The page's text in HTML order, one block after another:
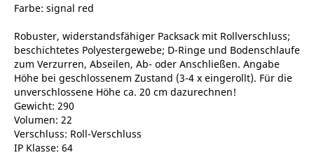
Farbe: signal red
Robuster, widerstandsfähiger Packsack mit Rollverschluss;
beschichtetes Polyestergewebe; D-Ringe und Bodenschlaufe
zum Verzurren, Abseilen, Ab- oder Anschließen. Angabe
Höhe bei geschlossenem Zustand (3-4 x eingerollt). Für die
unverschlossene Höhe ca. 20 cm dazurechnen!
Gewicht: 290
Volumen: 22
Verschluss: Roll-Verschluss
IP Klasse: 64